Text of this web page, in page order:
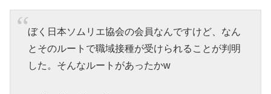
ぼく日本ソムリエ協会の会員なんですけど、なん
とそのルートで職域接種が受けられることが判明
した。そんなルートがあったかw